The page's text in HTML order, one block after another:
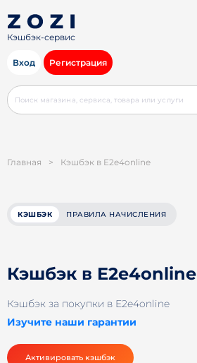
Кэшбэк-сервис
Вход Регистрация
Главная > Кэшбэк в E2e4online
КЭШБЭК ПРАВИЛА НАЧИСЛЕНИЯ
Кэшбэк в E2e4online
Кэшбэк за покупки в E2e4online
Изучите наши гарантии
Активировать кэшбэк